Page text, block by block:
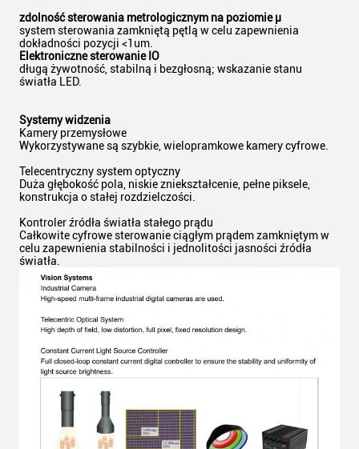
zdolność sterowania metrologicznym na poziomie μ
system sterowania zamkniętą pętlą w celu zapewnienia
dokładności pozycji <1um.
Elektroniczne sterowanie IO
długą żywotność, stabilną i bezgłosną; wskazanie stanu
światła LED.
Systemy widzenia
Kamery przemysłowe
Wykorzystywane są szybkie, wielopramkowe kamery cyfrowe.
Telecentryczny system optyczny
Duża głębokość pola, niskie zniekształcenie, pełne piksele,
konstrukcja o stałej rozdzielczości.
Kontroler źródła światła stałego prądu
Całkowite cyfrowe sterowanie ciągłym prądem zamkniętym w
celu zapewnienia stabilności i jednolitości jasności źródła
światła.